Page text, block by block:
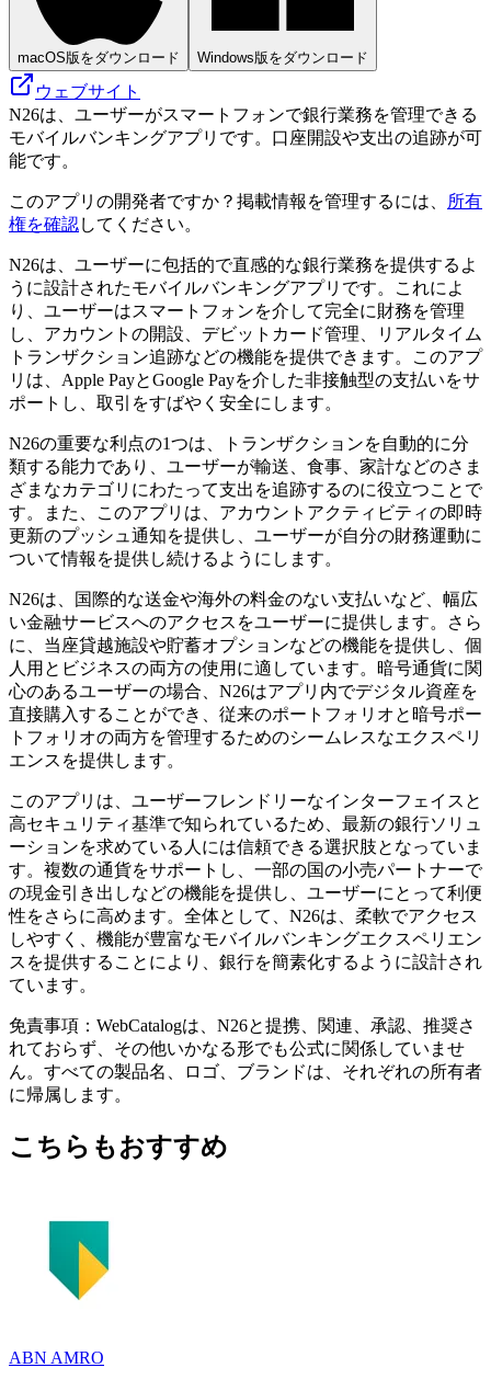
macOS版をダウンロード Windows版をダウンロード
ウェブサイト
N26は、ユーザーがスマートフォンで銀行業務を管理できる
モバイルバンキングアプリです。口座開設や支出の追跡が可
能です。
このアプリの開発者ですか？掲載情報を管理するには、
所有
権を確認してください。
N26は、ユーザーに包括的で直感的な銀行業務を提供するよ
うに設計されたモバイルバンキングアプリです。これによ
り、ユーザーはスマートフォンを介して完全に財務を管理
し、アカウントの開設、デビットカード管理、リアルタイム
トランザクション追跡などの機能を提供できます。このアプ
リは、Apple PayとGoogle Payを介した非接触型の支払いをサ
ポートし、取引をすばやく安全にします。
N26の重要な利点の1つは、トランザクションを自動的に分
類する能力であり、ユーザーが輸送、食事、家計などのさま
ざまなカテゴリにわたって支出を追跡するのに役立つことで
す。また、このアプリは、アカウントアクティビティの即時
更新のプッシュ通知を提供し、ユーザーが自分の財務運動に
ついて情報を提供し続けるようにします。
N26は、国際的な送金や海外の料金のない支払いなど、幅広
い金融サービスへのアクセスをユーザーに提供します。さら
に、当座貸越施設や貯蓄オプションなどの機能を提供し、個
人用とビジネスの両方の使用に適しています。暗号通貨に関
心のあるユーザーの場合、N26はアプリ内でデジタル資産を
直接購入することができ、従来のポートフォリオと暗号ポー
トフォリオの両方を管理するためのシームレスなエクスペリ
エンスを提供します。
このアプリは、ユーザーフレンドリーなインターフェイスと
高セキュリティ基準で知られているため、最新の銀行ソリュ
ーションを求めている人には信頼できる選択肢となっていま
す。複数の通貨をサポートし、一部の国の小売パートナーで
の現金引き出しなどの機能を提供し、ユーザーにとって利便
性をさらに高めます。全体として、N26は、柔軟でアクセス
しやすく、機能が豊富なモバイルバンキングエクスペリエン
スを提供することにより、銀行を簡素化するように設計され
ています。
免責事項：WebCatalogは、N26と提携、関連、承認、推奨さ
れておらず、その他いかなる形でも公式に関係していませ
ん。すべての製品名、ロゴ、ブランドは、それぞれの所有者
に帰属します。
こちらもおすすめ
ABN AMRO